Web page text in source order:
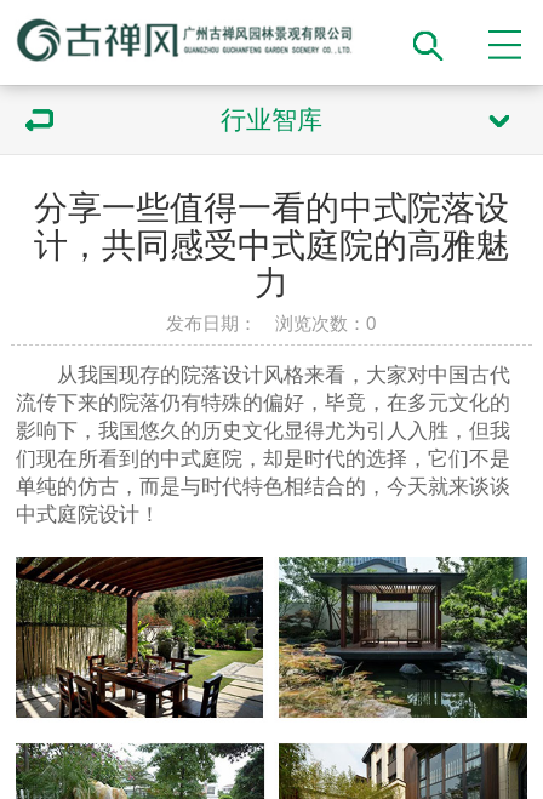
行业智库
分享一些值得一看的中式院落设
计，共同感受中式庭院的高雅魅
力
发布日期： 浏览次数：0
从我国现存的院落设计风格来看，大家对中国古代
流传下来的院落仍有特殊的偏好，毕竟，在多元文化的
影响下，我国悠久的历史文化显得尤为引人入胜，但我
们现在所看到的中式庭院，却是时代的选择，它们不是
单纯的仿古，而是与时代特色相结合的，今天就来谈谈
中式庭院设计！